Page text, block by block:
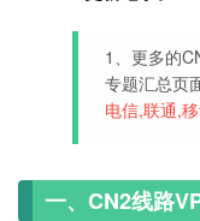
1、更多的
专题汇总页
电信,联通,
一、CN2线路